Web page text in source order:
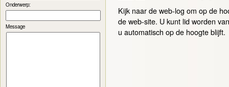
Onderwerp:
Message
Kijk naar de web-log om op de
de web-site. U kunt lid worden
u automatisch op de hoogte blijft.